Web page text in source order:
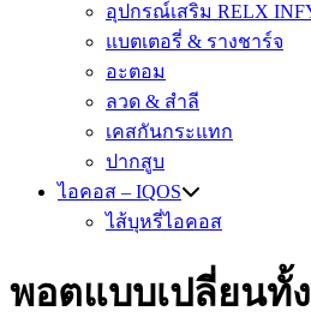
อุปกรณ์เสริม RELX INFY
แบตเตอรี่ & รางชาร์จ
อะตอม
ลวด ​& สำลี
เคสกันกระแทก
ปากสูบ
ไอคอส – IQOS
ไส้บุหรี่ไอคอส
พอตแบบเปลี่ยนทั้